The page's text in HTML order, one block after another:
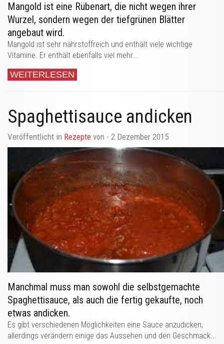
Mangold ist eine Rübenart, die nicht wegen ihrer
Wurzel, sondern wegen der tiefgrünen Blätter
angebaut wird.
Mangold ist sehr nährstoffreich und enthält viele wichtige
Vitamine. Er enthält ebenfalls viel mehr...
WEITERLESEN
Spaghettisauce andicken
Veröffentlicht in Rezepte von - 2 Dezember 2015
Manchmal muss man sowohl die selbstgemachte
Spaghettisauce, als auch die fertig gekaufte, noch
etwas andicken.
Es gibt verschiedenen Möglichkeiten eine Sauce anzudicken,
allerdings verändern einige das Aussehen und den Geschmack...